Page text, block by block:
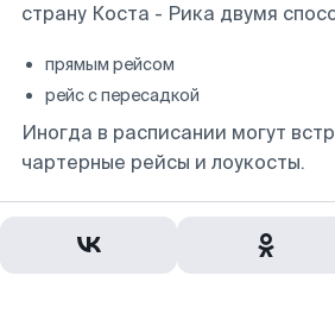
страну Коста - Рика двумя
прямым рейсом
рейс с пересадкой
Иногда в расписании могут
чартерные рейсы и лоукосты.